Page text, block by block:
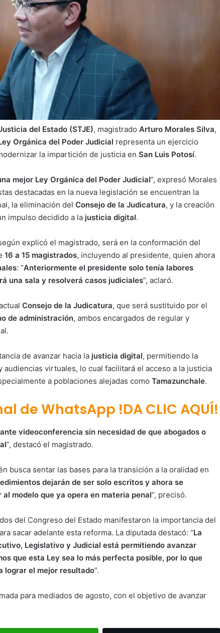
del Estado (STJE), magistrado Arturo Morales Silva,
Orgánica del Poder Judicial representa un ejercicio
la impartición de justicia en San Luis Potosí.
mejor Ley Orgánica del Poder Judicial”, expresó Morales
destacadas en la nueva legislación se encuentran la
la eliminación del Consejo de la Judicatura, y la creación
impulso decidido a la justicia digital.
explicó el magistrado, será en la conformación del
16 a 15 magistrados, incluyendo al presidente, quien ahora
: “Anteriormente el presidente solo tenía labores
una sala y resolverá casos judiciales”, aclaró.
Consejo de la Judicatura, que será sustituido por el
de administración, ambos encargados de regular y
de avanzar hacia la justicia digital, permitiendo la
virtuales, lo cual facilitará el acceso a la justicia
a poblaciones alejadas como Tamazunchale.
de WhatsApp !DA CLIC AQUÍ!
videoconferencia sin necesidad de que abogados o
”, destacó el magistrado.
busca sentar las bases para la transición a la oralidad en
dejarán de ser solo escritos y ahora se
modelo que ya opera en materia penal”, precisó.
del Congreso del Estado manifestaron la importancia del
sacar adelante esta reforma. La diputada destacó: “La
Legislativo y Judicial está permitiendo avanzar
que esta Ley sea lo más perfecta posible, por lo que
lograr el mejor resultado”.
para mediados de agosto, con el objetivo de avanzar
Ruth González destaca impacto del
nuevo paso a desnivel en la
destaca coordinación con